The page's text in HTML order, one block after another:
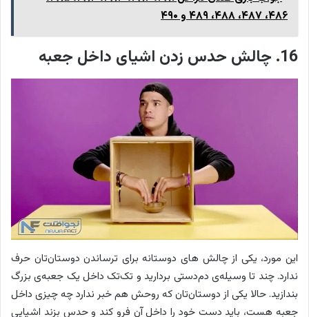
۴۸۶، ۴۸۷، ۴۸۸، ۴۸۹ و ۴۹۰
16. چالش حدس زدن اشیای داخل جعبه
این مورد، یکی از چالش های دوستانه برای ترساندن دوستان‌تان حرف
ندارد. چند تا وسیله‌ی دم‌دستی بردارید و تک‌تک داخل یک جعبه‌ی بزرگ
بندازید. حالا یکی از دوستان‌تان که روحش هم خبر ندارد چه چیزی داخل
جعبه هست، باید دست خود را داخل آن فرو کند و حدس بزند اشیایی